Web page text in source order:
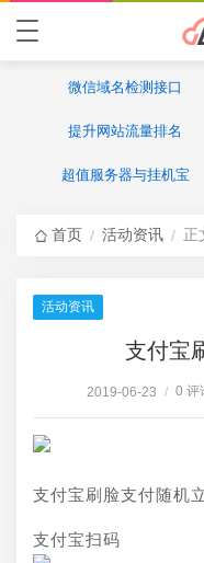
微信域名检测接口
提升网站流量排名
超值服务器与挂机宝
首页 / 活动资讯 / 正
活动资讯
支付宝
2019-06-23 / 0 评
支付宝刷脸支付随机
支付宝扫码